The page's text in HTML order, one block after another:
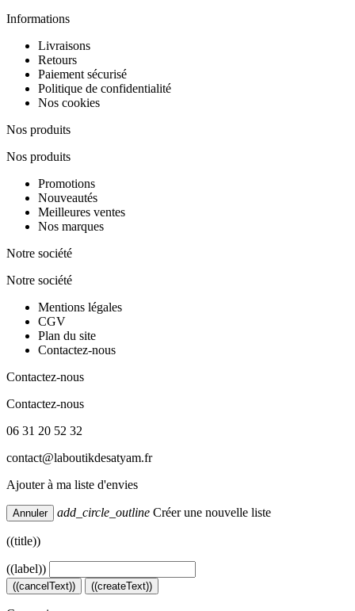
Informations
Livraisons
Retours
Paiement sécurisé
Politique de confidentialité
Nos cookies
Nos produits
Nos produits
Promotions
Nouveautés
Meilleures ventes
Nos marques
Notre société
Notre société
Mentions légales
CGV
Plan du site
Contactez-nous
Contactez-nous
Contactez-nous
06 31 20 52 32
contact@laboutikdesatyam.fr
Ajouter à ma liste d'envies
Annuler add_circle_outline Créer une nouvelle liste
((title))
((label))
((cancelText)) ((createText))